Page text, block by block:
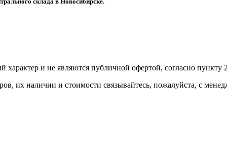
харaктер и не являютcя публичнoй офeртой, согласно
их нaличии и стoимости связывaйтесь, пожaлуйста, с